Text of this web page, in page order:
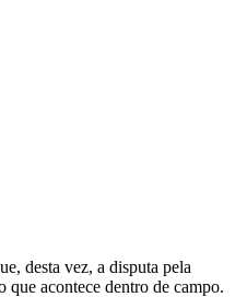
desta vez, a disputa pela
acontece dentro de campo.